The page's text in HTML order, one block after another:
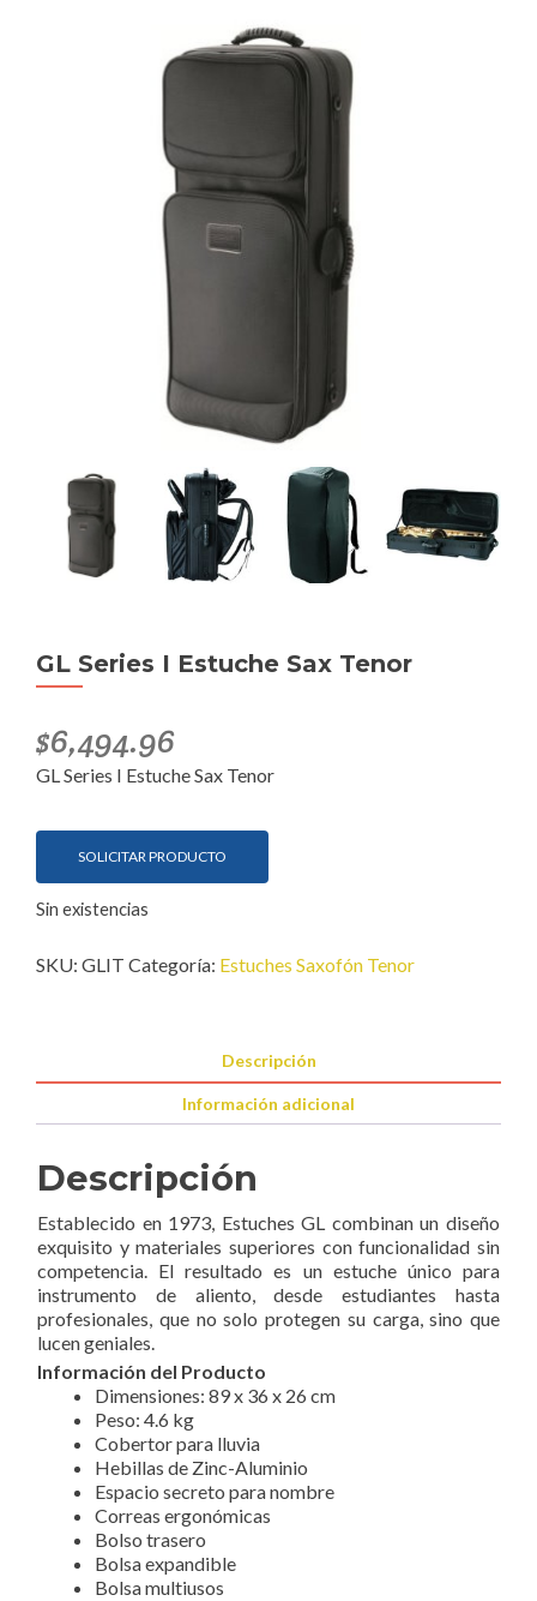
GL Series I Estuche Sax Tenor
$6,494.96
GL Series I Estuche Sax Tenor
SOLICITAR PRODUCTO
Sin existencias
SKU: GLIT Categoría: Estuches Saxofón Tenor
Descripción
Información adicional
Descripción
Establecido en 1973, Estuches GL combinan un diseño
exquisito y materiales superiores con funcionalidad sin
competencia. El resultado es un estuche único para
instrumento de aliento, desde estudiantes hasta
profesionales, que no solo protegen su carga, sino que
lucen geniales.
Información del Producto
Dimensiones: 89 x 36 x 26 cm
Peso: 4.6 kg
Cobertor para lluvia
Hebillas de Zinc-Aluminio
Espacio secreto para nombre
Correas ergonómicas
Bolso trasero
Bolsa expandible
Bolsa multiusos